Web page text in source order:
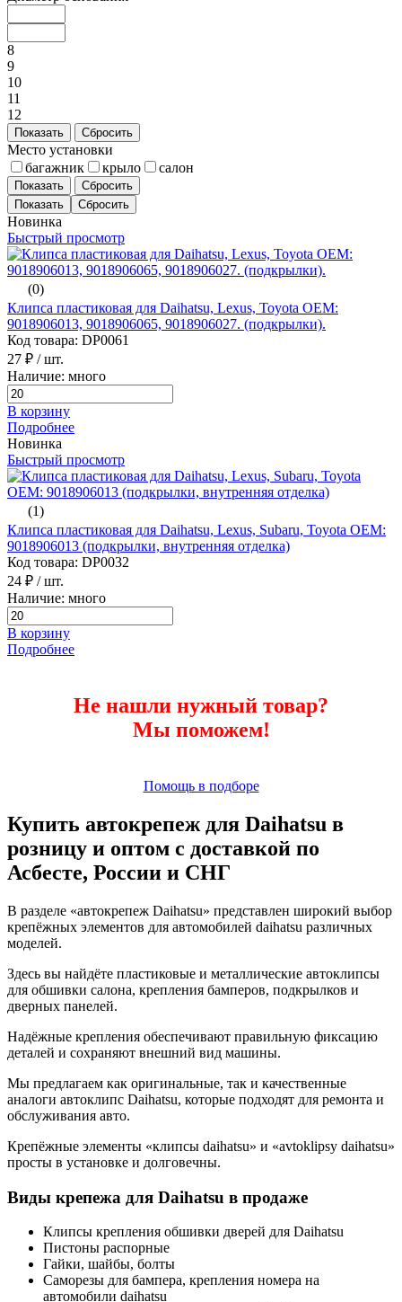
8
9
10
11
12
Показать Сбросить
Место установки
багажник
крыло салон
Показать Сбросить
Новинка
Быстрый просмотр
(0)
Клипса пластиковая для Daihatsu, Lexus, Toyota ОЕМ:
9018906013, 9018906065, 9018906027. (подкрылки).
Код товара: DP0061
27 ₽ / шт.
Наличие: много
В корзину
Подробнее
Новинка
Быстрый просмотр
(1)
Клипса пластиковая для Daihatsu, Lexus, Subaru, Toyota ОЕМ:
9018906013 (подкрылки, внутренняя отделка)
Код товара: DP0032
24 ₽ / шт.
Наличие: много
В корзину
Подробнее
Не нашли нужный товар?
Мы поможем!
Помощь в подборе
Купить автокрепеж для Daihatsu в
розницу и оптом с доставкой по
Асбесте, России и СНГ
В разделе «автокрепеж Daihatsu» представлен широкий выбор
крепёжных элементов для автомобилей daihatsu различных
моделей.
Здесь вы найдёте пластиковые и металлические автоклипсы
для обшивки салона, крепления бамперов, подкрылков и
дверных панелей.
Надёжные крепления обеспечивают правильную фиксацию
деталей и сохраняют внешний вид машины.
Мы предлагаем как оригинальные, так и качественные
аналоги автоклипс Daihatsu, которые подходят для ремонта и
обслуживания авто.
Крепёжные элементы «клипсы daihatsu» и «avtoklipsy daihatsu»
просты в установке и долговечны.
Виды крепежа для Daihatsu в продаже
Клипсы крепления обшивки дверей для Daihatsu
Пистоны распорные
Гайки, шайбы, болты
Саморезы для бампера, крепления номера на
автомобили daihatsu